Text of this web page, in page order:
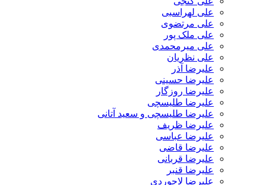
علی لهراسبی
علی مرتضوی
علی ملک پور
علی میرمحمدی
علی نظریان
علیرضا آذر
علیرضا حسینی
علیرضا روزگار
علیرضا طلیسچی
علیرضا طلیسچی و سعید آتانی
علیرضا ظریف
علیرضا عباسی
علیرضا قاضی
علیرضا قربانی
علیرضا قنبر
علیرضا لاجوردی